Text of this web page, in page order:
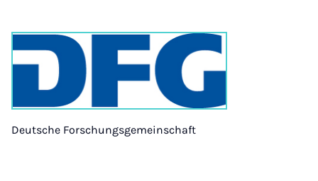
Deutsche Forschungsgemeinschaft